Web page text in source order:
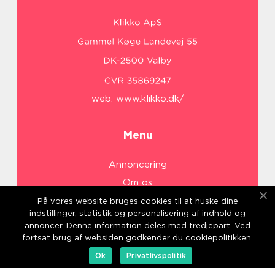
web: www.klikko.dk/
Menu
Annoncering
Om os
Cookies
Kontakt os
Sitemap
På vores website bruges cookies til at huske dine
indstillinger, statistik og personalisering af indhold og
annoncer. Denne information deles med tredjepart. Ved
fortsat brug af websiden godkender du cookiepolitikken.
Ok
Privatlivspolitik